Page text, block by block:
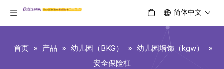
简体中文
首页 » 产品 » 幼儿园（BKG） » 幼儿园墙饰（kgw）
»
安全保险杠